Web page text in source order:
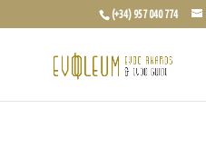
(+34) 957 040 774